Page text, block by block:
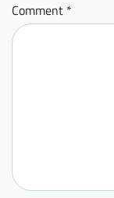
Comment *